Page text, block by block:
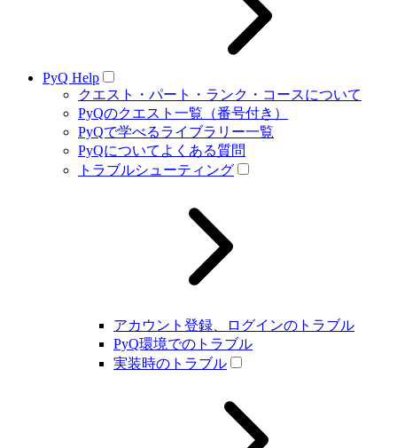
PyQ Help
クエスト・パート・ランク・コースについて
PyQのクエスト一覧（番号付き）
PyQで学べるライブラリー一覧
PyQについてよくある質問
トラブルシューティング
アカウント登録、ログインのトラブル
PyQ環境でのトラブル
実装時のトラブル